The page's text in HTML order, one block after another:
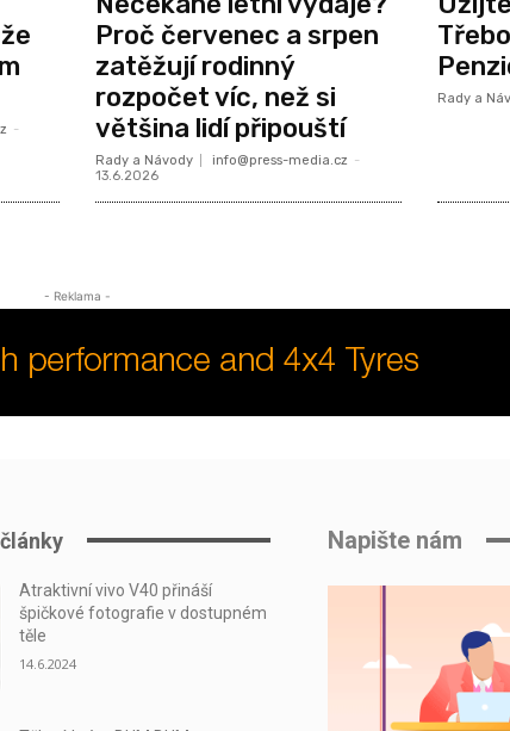
-
Proč červenec a srpen
zatěžují rodinný
rozpočet víc, než si
většina lidí připouští
Rady a Návody info@press-media.cz -
13.6.2026
Rady a
- Reklama -
Atraktivní vivo V40 přináší
špičkové fotografie v dostupném
těle
14.6.2024
Napište nám